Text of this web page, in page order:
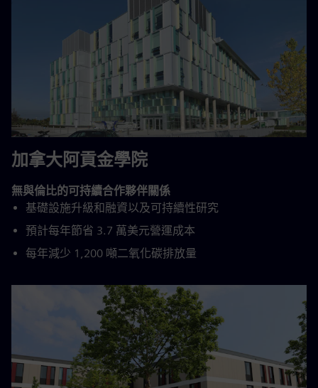
加拿大阿貢金學院
無與倫比的可持續合作夥伴關係
基礎設施升級和融資以及可持續性研究
預計每年節省 3.7 萬美元營運成本
每年減少 1,200 噸二氧化碳排放量